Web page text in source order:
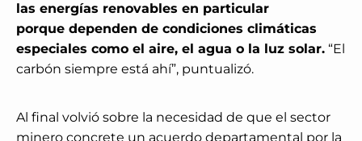
las energías renovables en particular
porque dependen de condiciones climáticas
especiales como el aire, el agua o la luz solar. “El
carbón siempre está ahí”, puntualizó.
Al final volvió sobre la necesidad de que el sector
minero concrete un acuerdo departamental por la